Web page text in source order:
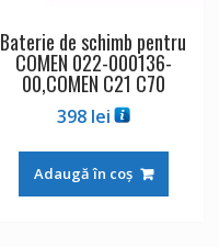
Baterie de schimb pentru
COMEN 022-000136-
00,COMEN C21 C70
398 lei
Adaugă în coș